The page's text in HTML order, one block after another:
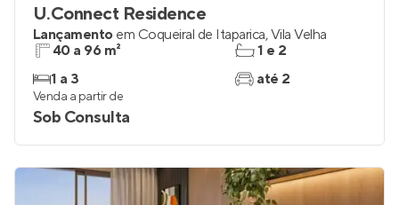
U.Connect Residence
Lançamento em Coqueiral de Itaparica,Vila Velha
40 a 96 m²
1 a 3
1 e 2
até 2
Venda a partir de
Sob Consulta